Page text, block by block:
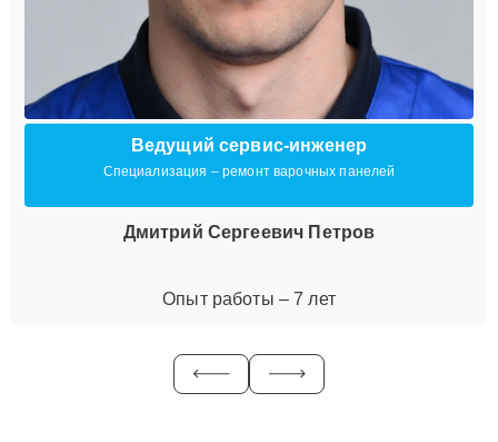
Ведущий сервис-инженер
Специализация – ремонт варочных панелей
Дмитрий Сергеевич Петров
Опыт работы – 7 лет